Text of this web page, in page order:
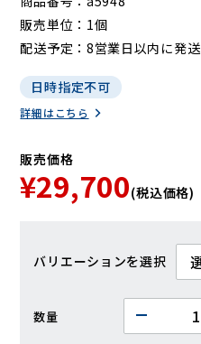
販売単位
1個
配送予定
8営業日以内に発送
日時指定不可
詳細はこちら
販売価格
¥29,700(税込価格)
バリエーション
数量